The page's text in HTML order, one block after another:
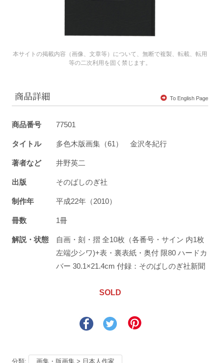
本サイトの掲載内容（画像、文章等）について、無断で複製、転載、転用
等の二次利用を固く禁じます。
商品詳細 To English Page
商品番号 77501
タイトル 多色木版画集（61） 金沢冬紀行
著者など 井野英二
出版 そのばしのぎ社
制作年 平成22年（2010）
冊数 1冊
解説・状態
自画・刻・摺 全10枚（各番号・サイン 内1枚
左端少シワ)+表・裏表紙・奥付 限80 ハードカ
バー 30.1×21.4cm 付録：そのばしのぎ社新聞
SOLD
分類: 画集・版画集 > 日本人作家